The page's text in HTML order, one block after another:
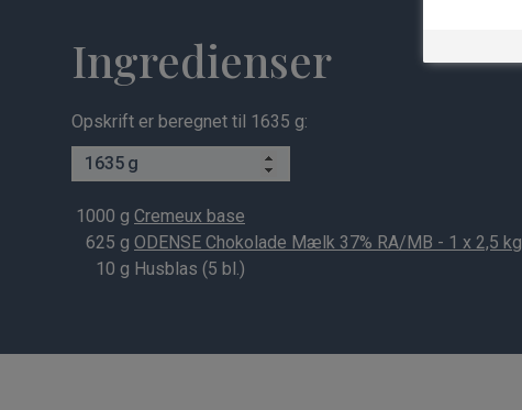
Ingredienser
Opskrift er beregnet til 1635 g:
g
1000 g Cremeux base
625 g ODENSE Chokolade Mælk 37% RA/MB - 1 x 2,5 kg
10 g Husblas (5 bl.)